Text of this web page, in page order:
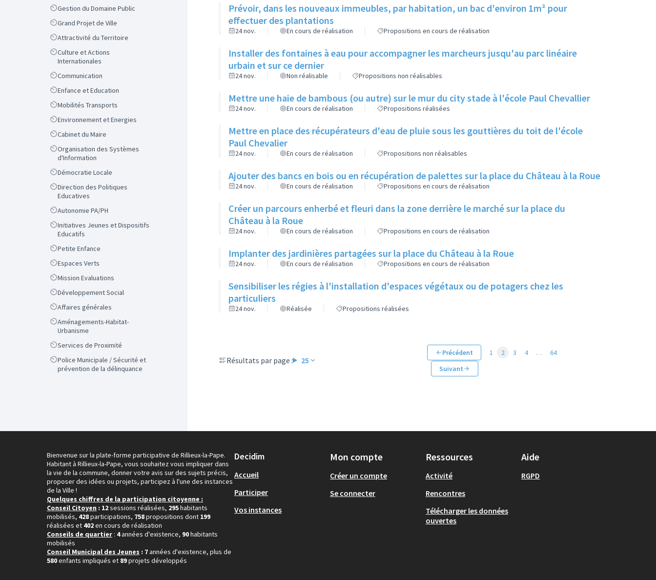
ScopeGestion du Domaine Public
ScopeGrand Projet de Ville
ScopeAttractivité du Territoire
Scope
Culture et Actions
Internationales
ScopeCommunication
ScopeEnfance et Education
ScopeMobilités Transports
ScopeEnvironnement et Energies
ScopeCabinet du Maire
Scope
Organisation des Systèmes
d'Information
ScopeDémocratie Locale
Scope
Direction des Politiques
Educatives
ScopeAutonomie PA/PH
Scope
Initiatives Jeunes et Dispositifs
Educatifs
ScopePetite Enfance
ScopeEspaces Verts
ScopeMission Evaluations
ScopeDéveloppement Social
ScopeAffaires générales
Scope
Aménagements-Habitat-
Urbanisme
ScopeServices de Proximité
Scope
Police Municipale / Sécurité et
prévention de la délinquance
Prévoir, dans les nouveaux immeubles, par habitation, un bac d'environ 1m² pour
effectuer des plantations
24 nov. En cours de réalisation Propositions en cours de réalisation
Installer des fontaines à eau pour accompagner les marcheurs jusqu'au parc linéaire
urbain et sur ce dernier
24 nov. Non réalisable Propositions non réalisables
Mettre une haie de bambous (ou autre) sur le mur du city stade à l'école Paul Chevallier
24 nov. En cours de réalisation Propositions réalisées
Mettre en place des récupérateurs d'eau de pluie sous les gouttières du toit de l'école
Paul Chevalier
24 nov. En cours de réalisation Propositions non réalisables
Ajouter des bancs en bois ou en récupération de palettes sur la place du Château à la Roue
24 nov. En cours de réalisation Propositions en cours de réalisation
Créer un parcours enherbé et fleuri dans la zone derrière le marché sur la place du
Château à la Roue
24 nov. En cours de réalisation Propositions en cours de réalisation
Implanter des jardinières partagées sur la place du Château à la Roue
24 nov. En cours de réalisation Propositions en cours de réalisation
Sensibiliser les régies à l'installation d'espaces végétaux ou de potagers chez les
particuliers
24 nov. Réalisée Propositions réalisées
Résultats par page : 25
Précédent 1 2 3 4 …
64
Suivant
Bienvenue sur la plate-forme participative de Rillieux-la-Pape.
Habitant à Rillieux-la-Pape, vous souhaitez vous impliquer dans
la vie de la commune, donner votre avis sur des sujets précis,
proposer des idées ou projets, participez à l'une des instances
de la Ville !
Quelques chiffres de la participation citoyenne :
Conseil Citoyen : 12sessions réalisées, 295habitants
mobilisés, 428participations, 758propositions dont 199
réalisées et 402en cours de réalisation
Conseils de quartier : 4années d'existence, 90habitants
mobilisés
Conseil Municipal des Jeunes : 7années d'existence, plus de
580enfants impliqués et 89projets développés
Decidim
Accueil
Participer
Vos instances
Mon compte
Créer un compte
Se connecter
Ressources
Activité
Rencontres
Télécharger les données
ouvertes
Aide
RGPD